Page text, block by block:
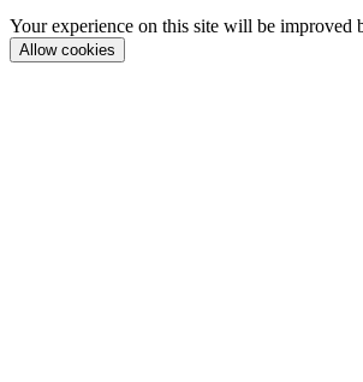
Your experience on this site will be improved
Allow cookies